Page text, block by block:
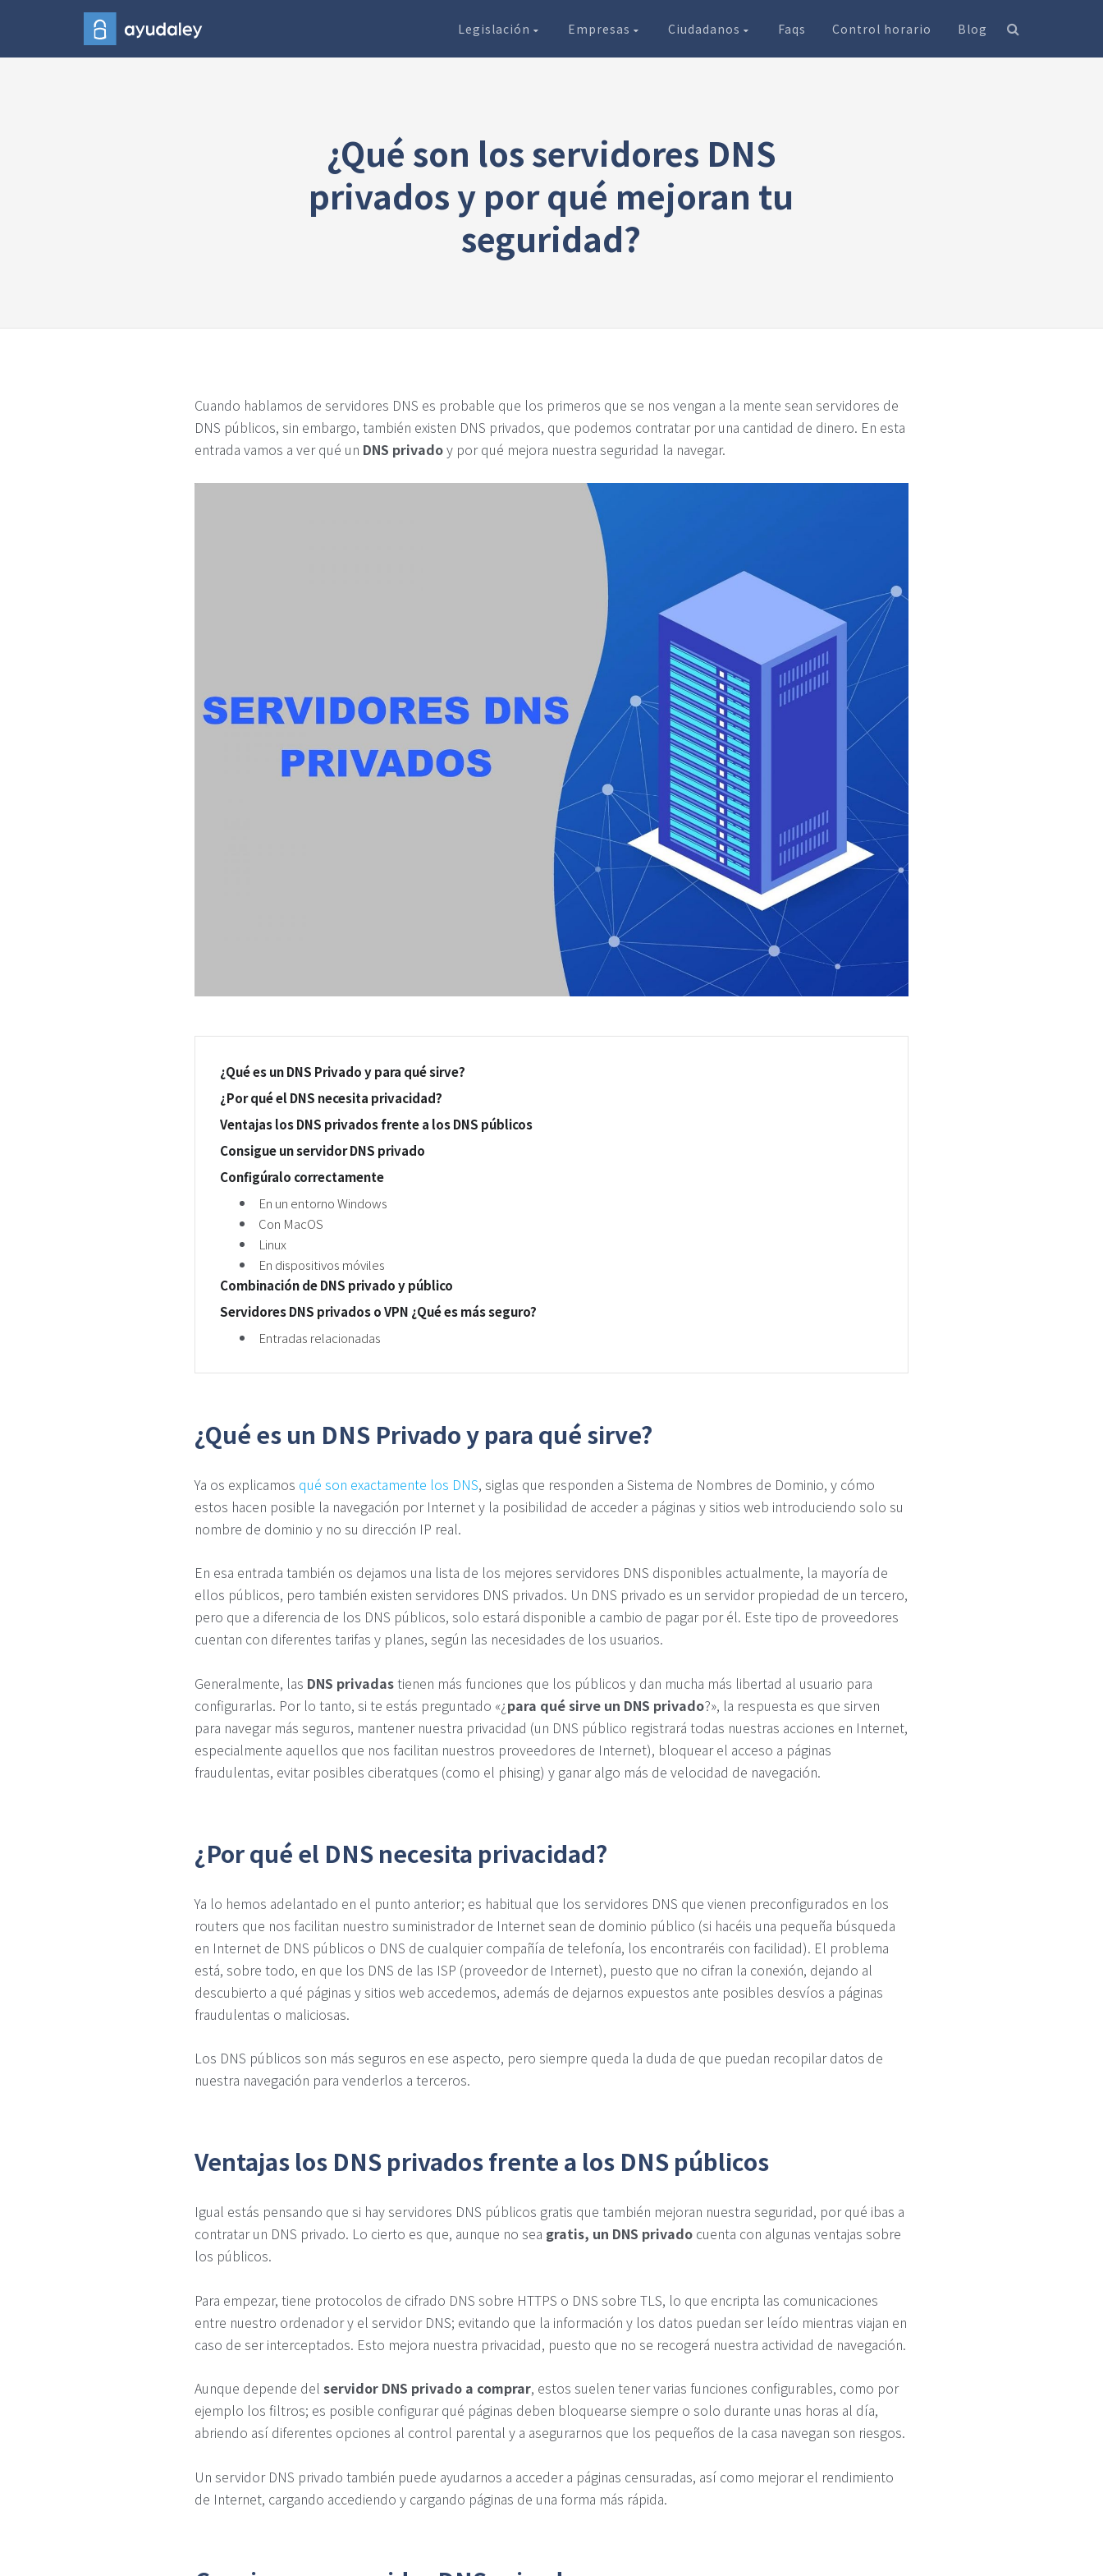
Legislación Empresas Ciudadanos Faqs Control horario Blog
¿Qué son los servidores DNS
privados y por qué mejoran tu
seguridad?
Cuando hablamos de servidores DNS es probable que los primeros que se nos vengan a la mente sean servidores de
DNS públicos, sin embargo, también existen DNS privados, que podemos contratar por una cantidad de dinero. En esta
entrada vamos a ver qué un DNS privadoy por qué mejora nuestra seguridad la navegar.
¿Qué es un DNS Privado y para qué sirve?
¿Por qué el DNS necesita privacidad?
Ventajas los DNS privados frente a los DNS públicos
Consigue un servidor DNS privado
Configúralo correctamente
En un entorno Windows
Con MacOS
Linux
En dispositivos móviles
Combinación de DNS privado y público
Servidores DNS privados o VPN ¿Qué es más seguro?
Entradas relacionadas
¿Qué es un DNS Privado y para qué sirve?
Ya os explicamos qué son exactamente los DNS, siglas que responden a Sistema de Nombres de Dominio, y cómo
estos hacen posible la navegación por Internet y la posibilidad de acceder a páginas y sitios web introduciendo solo su
nombre de dominio y no su dirección IP real.
En esa entrada también os dejamos una lista de los mejores servidores DNS disponibles actualmente, la mayoría de
ellos públicos, pero también existen servidores DNS privados. Un DNS privado es un servidor propiedad de un tercero,
pero que a diferencia de los DNS públicos, solo estará disponible a cambio de pagar por él. Este tipo de proveedores
cuentan con diferentes tarifas y planes, según las necesidades de los usuarios.
Generalmente, las DNS privadastienen más funciones que los públicos y dan mucha más libertad al usuario para
configurarlas. Por lo tanto, si te estás preguntado «¿para qué sirve un DNS privado?», la respuesta es que sirven
para navegar más seguros, mantener nuestra privacidad (un DNS público registrará todas nuestras acciones en Internet,
especialmente aquellos que nos facilitan nuestros proveedores de Internet), bloquear el acceso a páginas
fraudulentas, evitar posibles ciberatques (como el phising) y ganar algo más de velocidad de navegación.
¿Por qué el DNS necesita privacidad?
Ya lo hemos adelantado en el punto anterior; es habitual que los servidores DNS que vienen preconfigurados en los
routers que nos facilitan nuestro suministrador de Internet sean de dominio público (si hacéis una pequeña búsqueda
en Internet de DNS públicos o DNS de cualquier compañía de telefonía, los encontraréis con facilidad). El problema
está, sobre todo, en que los DNS de las ISP (proveedor de Internet), puesto que no cifran la conexión, dejando al
descubierto a qué páginas y sitios web accedemos, además de dejarnos expuestos ante posibles desvíos a páginas
fraudulentas o maliciosas.
Los DNS públicos son más seguros en ese aspecto, pero siempre queda la duda de que puedan recopilar datos de
nuestra navegación para venderlos a terceros.
Ventajas los DNS privados frente a los DNS públicos
Igual estás pensando que si hay servidores DNS públicos gratis que también mejoran nuestra seguridad, por qué ibas a
contratar un DNS privado. Lo cierto es que, aunque no sea gratis, un DNS privado cuenta con algunas ventajas sobre
los públicos.
Para empezar, tiene protocolos de cifrado DNS sobre HTTPS o DNS sobre TLS, lo que encripta las comunicaciones
entre nuestro ordenador y el servidor DNS; evitando que la información y los datos puedan ser leído mientras viajan en
caso de ser interceptados. Esto mejora nuestra privacidad, puesto que no se recogerá nuestra actividad de navegación.
Aunque depende del servidor DNS privado a comprar, estos suelen tener varias funciones configurables, como por
ejemplo los filtros; es posible configurar qué páginas deben bloquearse siempre o solo durante unas horas al día,
abriendo así diferentes opciones al control parental y a asegurarnos que los pequeños de la casa navegan son riesgos.
Un servidor DNS privado también puede ayudarnos a acceder a páginas censuradas, así como mejorar el rendimiento
de Internet, cargando accediendo y cargando páginas de una forma más rápida.